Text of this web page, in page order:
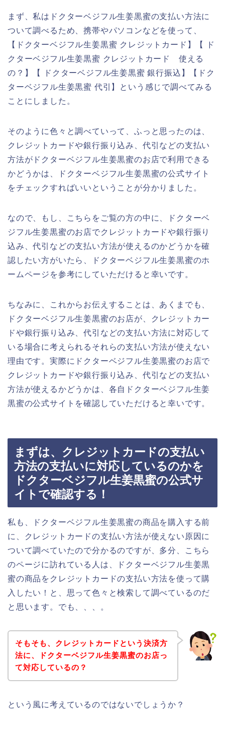
まず、私はドクターベジフル生姜黒蜜の支払い方法に
ついて調べるため、携帯やパソコンなどを使って、
【ドクターベジフル生姜黒蜜 クレジットカード】【 ド
クターベジフル生姜黒蜜 クレジットカード 使える
の？】【 ドクターベジフル生姜黒蜜 銀行振込】【ドク
ターベジフル生姜黒蜜 代引】という感じで調べてみる
ことにしました。
そのように色々と調べていって、ふっと思ったのは、
クレジットカードや銀行振り込み、代引などの支払い
方法がドクターベジフル生姜黒蜜のお店で利用できる
かどうかは、ドクターベジフル生姜黒蜜の公式サイト
をチェックすればいいということが分かりました。
なので、もし、こちらをご覧の方の中に、ドクターベ
ジフル生姜黒蜜のお店でクレジットカードや銀行振り
込み、代引などの支払い方法が使えるのかどうかを確
認したい方がいたら、ドクターベジフル生姜黒蜜のホ
ームページを参考にしていただけると幸いです。
ちなみに、これからお伝えすることは、あくまでも、
ドクターベジフル生姜黒蜜のお店が、クレジットカー
ドや銀行振り込み、代引などの支払い方法に対応して
いる場合に考えられるそれらの支払い方法が使えない
理由です。実際にドクターベジフル生姜黒蜜のお店で
クレジットカードや銀行振り込み、代引などの支払い
方法が使えるかどうかは、各自ドクターベジフル生姜
黒蜜の公式サイトを確認していただけると幸いです。
まずは、クレジットカードの支払い
方法の支払いに対応しているのかを
ドクターベジフル生姜黒蜜の公式サ
イトで確認する！
私も、ドクターベジフル生姜黒蜜の商品を購入する前
に、クレジットカードの支払い方法が使えない原因に
ついて調べていたので分かるのですが、多分、こちら
のページに訪れている人は、ドクターベジフル生姜黒
蜜の商品をクレジットカードの支払い方法を使って購
入したい！と、思って色々と検索して調べているのだ
と思います。でも、、、。
そもそも、クレジットカードという決済方
法に、ドクターベジフル生姜黒蜜のお店っ
て対応しているの？
という風に考えているのではないでしょうか？